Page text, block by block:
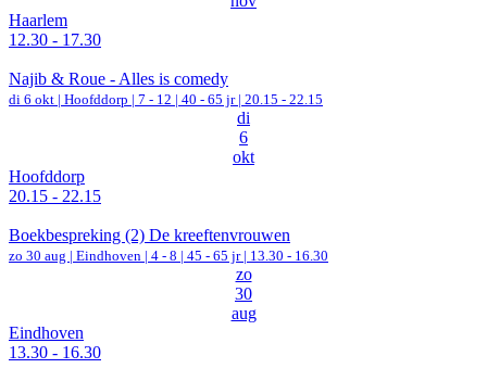
Haarlem
12.30 - 17.30
Najib & Roue - Alles is comedy
di 6 okt | Hoofddorp | 7 - 12 | 40 - 65 jr | 20.15 - 22.15
di
6
okt
Hoofddorp
20.15 - 22.15
Boekbespreking (2) De kreeftenvrouwen
zo 30 aug | Eindhoven | 4 - 8 | 45 - 65 jr | 13.30 - 16.30
zo
30
aug
Eindhoven
13.30 - 16.30